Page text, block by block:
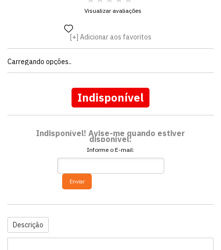
Visualizar avaliações
Adicionar aos favoritos
Carregando opções..
Indisponível
Indisponível! Avise-me quando estiver
disponível:
Informe o E-mail:
Enviar
Descrição